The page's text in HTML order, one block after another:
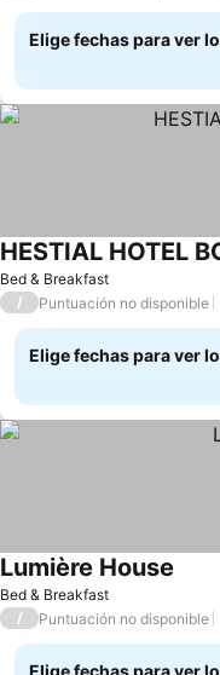
Elige fechas para ver
Bed & Breakfast
HESTIAL HOTEL
/ Puntuación no disponible
Elige fechas para ver
Bed & Breakfast
Lumière House
/ Puntuación no disponible
Elige fechas para ver